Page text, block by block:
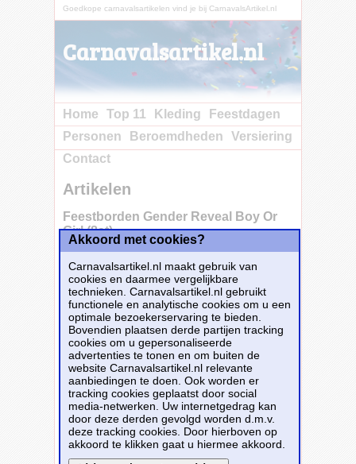
Goedkope carnavalsartikelen vind je bij CarnavalsArtikel.nl
Carnavalsartikel.nl
Home Top 11 Kleding
Feestdagen
Personen
Beroemdheden
Versiering
Contact
Artikelen
Feestborden Gender Reveal Boy Or
Girl (8st)
Akkoord met cookies?
Carnavalsartikel.nl maakt gebruik van
cookies en daarmee vergelijkbare
technieken. Carnavalsartikel.nl gebruikt
functionele en analytische cookies om u een
optimale bezoekerservaring te bieden.
Bovendien plaatsen derde partijen tracking
cookies om u gepersonaliseerde
advertenties te tonen en om buiten de
website Carnavalsartikel.nl relevante
aanbiedingen te doen. Ook worden er
tracking cookies geplaatst door social
media-netwerken. Uw internetgedrag kan
door deze derden gevolgd worden d.m.v.
deze tracking cookies. Door hierboven op
akkoord te klikken gaat u hiermee akkoord.